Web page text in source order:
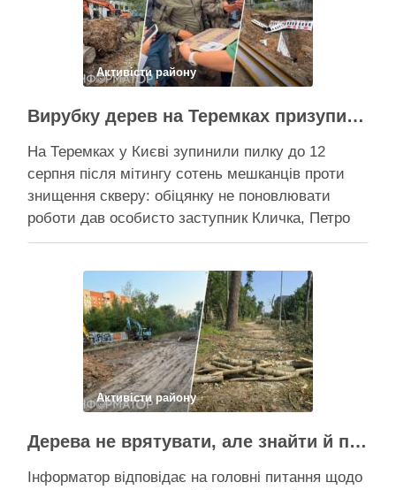
Активісти району
Вирубку дерев на Теремках призупинили після приїзду заступника Кличка – почався діалог
На Теремках у Києві зупинили пилку до 12
серпня після мітингу сотень мешканців проти
знищення скверу: обіцянку не поновлювати
роботи дав особисто заступник Кличка, Петро
Пантелеєв, що прибув налагодити комунікацію
чи вдасться зберегти ту частину озеленення,
що лишилася, – поки невідомо На Теремках у …
Поділитися у соцмережах:
Активісти району
Дерева не врятувати, але знайти й покарати винних треба – головні питання і висновки з конфлікту на Теремках
Інформатор відповідає на головні питання щодо